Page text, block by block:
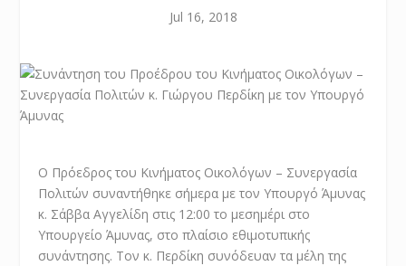
Jul 16, 2018
Ο Πρόεδρος του Κινήματος Οικολόγων – Συνεργασία
Πολιτών συναντήθηκε σήμερα με τον Υπουργό Άμυνας
κ. Σάββα Αγγελίδη στις 12:00 το μεσημέρι στο
Υπουργείο Άμυνας, στο πλαίσιο εθιμοτυπικής
συνάντησης. Τον κ. Περδίκη συνόδευαν τα μέλη της